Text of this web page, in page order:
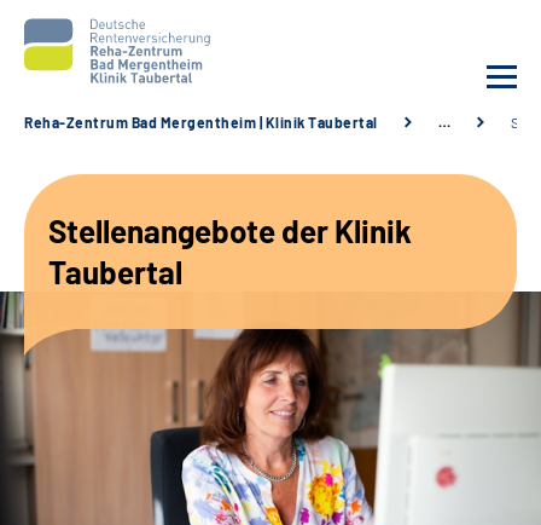
Unsere Angebote
Karriere
Sozialdienste & Zuweisende
Reha-Zentrum Bad Mergentheim | Klinik Taubertal …
Stellenangebote der Klinik
Taubertal